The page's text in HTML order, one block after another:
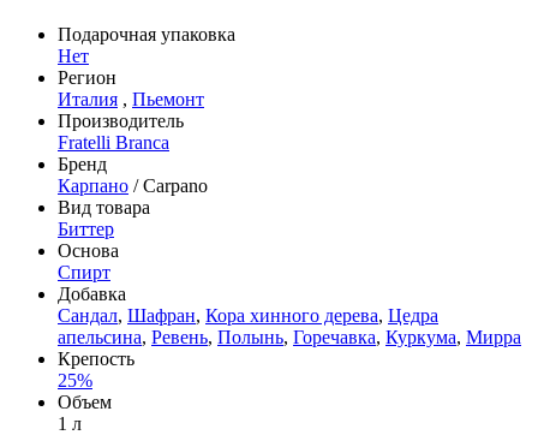
Подарочная упаковка
Нет
Регион
Италия , Пьемонт
Производитель
Fratelli Branca
Бренд
Карпано / Carpano
Вид товара
Биттер
Основа
Спирт
Добавка
Сандал, Шафран, Кора хинного дерева, Цедра
апельсина, Ревень, Полынь, Горечавка, Куркума, Мирра
Крепость
25%
Объем
1 л